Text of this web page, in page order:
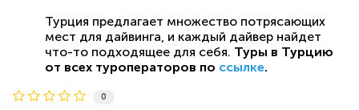
Турция предлагает множество потрясающих
мест для дайвинга, и каждый дайвер найдет
что-то подходящее для себя. Туры в Турцию
от всех туроператоров по ссылке.
0